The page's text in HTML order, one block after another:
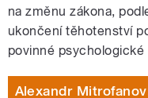
na změnu zákona,
ukončení těhotenství
povinné psychologické
Alexandr